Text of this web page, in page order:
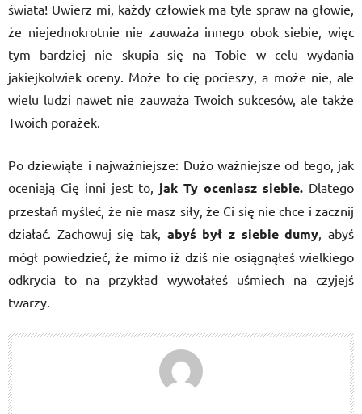
świata! Uwierz mi, każdy człowiek ma tyle spraw na głowie,
że niejednokrotnie nie zauważa innego obok siebie, więc
tym bardziej nie skupia się na Tobie w celu wydania
jakiejkolwiek oceny. Może to cię pocieszy, a może nie, ale
wielu ludzi nawet nie zauważa Twoich sukcesów, ale także
Twoich porażek.
Po dziewiąte i najważniejsze: Dużo ważniejsze od tego, jak
oceniają Cię inni jest to, jak Ty oceniasz siebie. Dlatego
przestań myśleć, że nie masz siły, że Ci się nie chce i zacznij
działać. Zachowuj się tak, abyś był z siebie dumy, abyś
mógł powiedzieć, że mimo iż dziś nie osiągnąłeś wielkiego
odkrycia to na przykład wywołałeś uśmiech na czyjejś
twarzy.